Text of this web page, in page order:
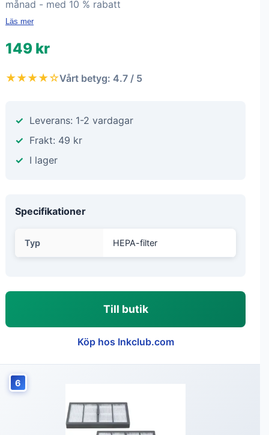
månad - med 10 % rabatt
Läs mer
149 kr
★★★★☆Vårt betyg: 4.7 / 5
Leverans: 1-2 vardagar
Frakt: 49 kr
I lager
Specifikationer
Typ HEPA-filter
Till butik
Köp hos Inkclub.com
6